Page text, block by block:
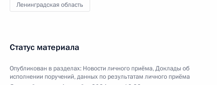
Ленинградская область
Статус материала
Опубликован в разделах: Новости личного приёма,Доклады об
исполнении поручений, данных по результатам личного приёма